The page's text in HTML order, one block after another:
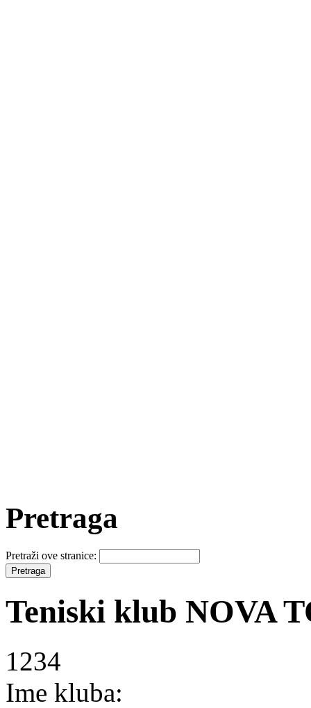
Pretraga
Pretraži ove stranice:
Teniski klub NOVA
1234
Ime kluba: